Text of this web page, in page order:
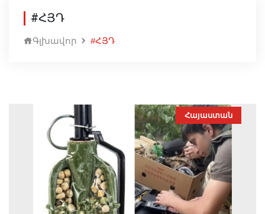
#ՀՅԴ
Գլխավոր #ՀՅԴ
Հայաստան